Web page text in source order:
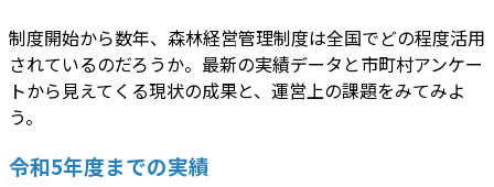
制度開始から数年、森林経営管理制度は全国でどの程度活用
されているのだろうか。最新の実績データと市町村アンケー
トから見えてくる現状の成果と、運営上の課題をみてみよ
う。
令和5年度までの実績